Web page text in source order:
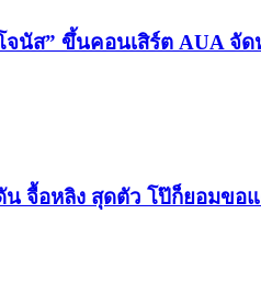
นัส” ขึ้นคอนเสิร์ต AUA จัด
จื้อหลิง สุดตัว โป๊ก็ยอมขอ